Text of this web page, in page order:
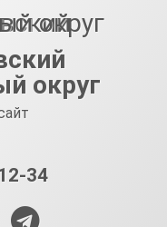
округ
34
Telegram